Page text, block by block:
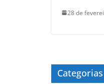
28 de
Categorias